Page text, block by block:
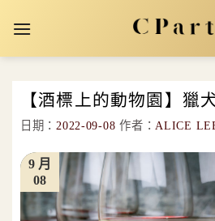
【酒標上的動物園】獵
日期：2022-09-08 作者：ALICE
08
9 月